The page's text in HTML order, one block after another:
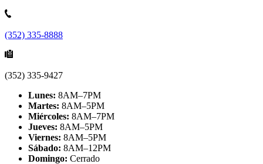
(352) 335-8888
(352) 335-9427
Lunes: 8AM–7PM
Martes: 8AM–5PM
Miércoles: 8AM–7PM
Jueves: 8AM–5PM
Viernes: 8AM–5PM
Sábado: 8AM–12PM
Domingo: Cerrado